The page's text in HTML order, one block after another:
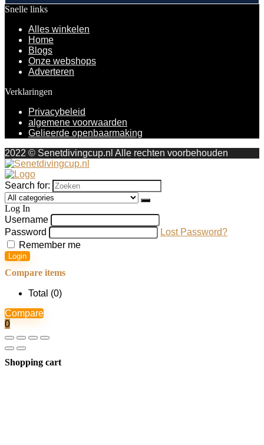
Snelle links
Alles winkelen
Home
Blogs
Onze webshops
Adverteren
Verklaringen
Privacybeleid
algemene voorwaarden
Gelieerde openbaarmaking
2022 © Senetdivingcup.nl Alle rechten voorbehouden
Search for:
Log In
Username
Password
Lost Password?
Remember me
Login
Compare items
Total (0)
Compare
0
Shopping cart